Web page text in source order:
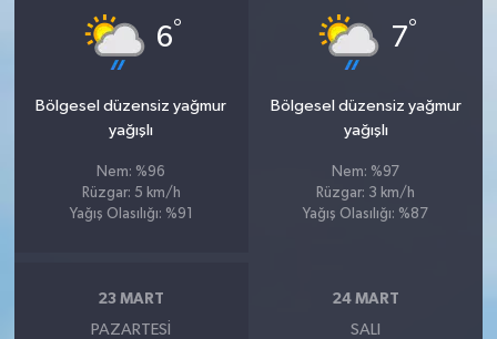
6°
Bölgesel düzensiz yağmur
yağışlı
Nem: %96
Rüzgar: 5 km/h
Yağış Olasılığı: %91
7°
Bölgesel düzensiz yağmur
yağışlı
Nem: %97
Rüzgar: 3 km/h
Yağış Olasılığı: %87
23 MART
PAZARTESI
24 MART
SALI